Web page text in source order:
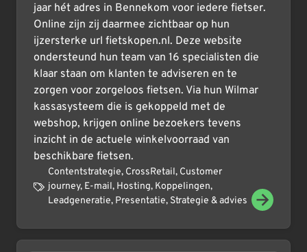
jaar hét adres in Bennekom voor iedere fietser.
Online zijn zij daarmee zichtbaar op hun
ijzersterke url fietskopen.nl. Deze website
ondersteund hun team van 16 specialisten die
klaar staan om klanten te adviseren en te
zorgen voor zorgeloos fietsen. Via hun Wilmar
kassasysteem die is gekoppeld met de
webshop, krijgen online bezoekers tevens
inzicht in de actuele winkelvoorraad van
beschikbare fietsen.
Contentstrategie, CrossRetail, Customer
journey, E-mail, Hosting, Koppelingen,
Leadgeneratie, Presentatie, Strategie & advies